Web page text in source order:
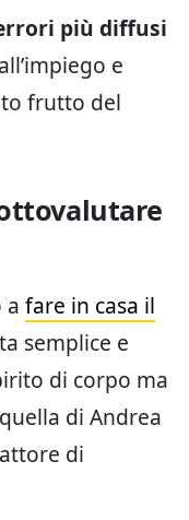
più diffusi
e
frutto del
a fare in casa il
semplice e
di corpo ma
di Andrea
di